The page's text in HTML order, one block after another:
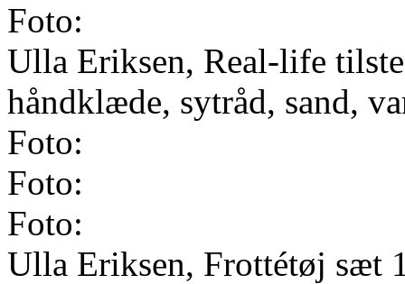
Foto:
Ulla Eriksen, Real-life
håndklæde, sytråd, sand,
Foto:
Foto:
Foto:
Ulla Eriksen, Frottétøj sæt